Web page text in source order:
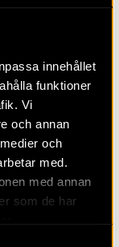
innehållet
funktioner
Vi
och annan
och
med.
med annan
som de har
Skegrie